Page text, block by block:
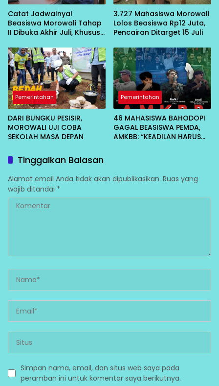
Catat Jadwalnya!
Beasiswa Morowali Tahap
II Dibuka Akhir Juli, Khusus
3.727 Mahasiswa Morowali
Lolos Beasiswa Rp12 Juta,
Pencairan Ditarget 15 Juli
Pemerintahan
DARI BUNGKU PESISIR,
MOROWALI UJI COBA
SEKOLAH MASA DEPAN
Pemerintahan
46 MAHASISWA BAHODOPI
GAGAL BEASISWA PEMDA,
AMKBB: “KEADILAN HARUS
Tinggalkan Balasan
Alamat email Anda tidak akan dipublikasikan. Ruas yang
wajib ditandai *
Simpan nama, email, dan situs web saya pada
peramban ini untuk komentar saya berikutnya.